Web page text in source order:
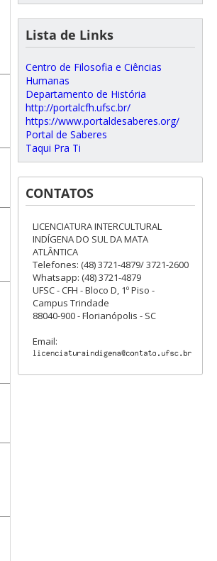
Lista de Links
Centro de Filosofia e Ciências
Humanas
Departamento de História
http://portalcfh.ufsc.br/
https://www.portaldesaberes.org/
Portal de Saberes
Taqui Pra Ti
CONTATOS
LICENCIATURA INTERCULTURAL
INDÍGENA DO SUL DA MATA
ATLÂNTICA
Telefones: (48) 3721-4879/ 3721-2600
Whatsapp: (48) 3721-4879
UFSC - CFH - Bloco D, 1º Piso -
Campus Trindade
88040-900 - Florianópolis - SC
Email: